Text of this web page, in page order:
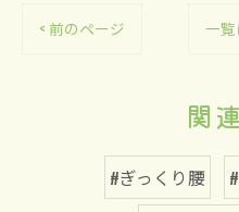
< 前のページ 一覧
関
#ぎっくり腰